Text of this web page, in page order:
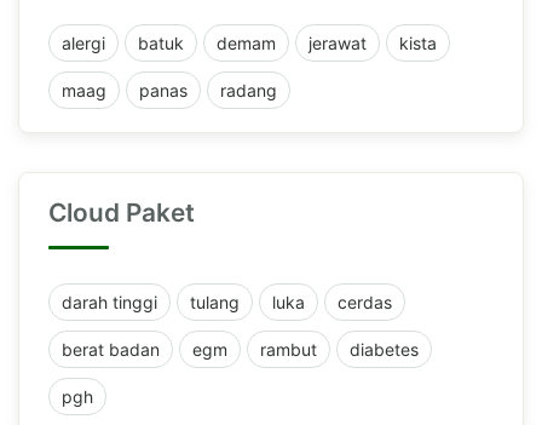
alergi batuk demam jerawat kista
maag panas radang
Cloud Paket
darah tinggi tulang luka cerdas
berat badan egm rambut diabetes
pgh